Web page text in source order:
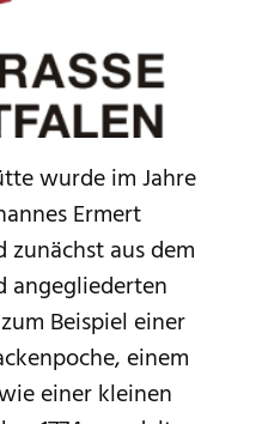
wurde im Jahre
Ermert
zunächst aus dem
angegliederten
Beispiel einer
einem
einer kleinen